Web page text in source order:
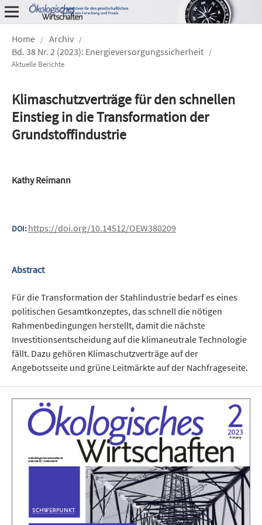
Home / Archiv /
Bd. 38 Nr. 2 (2023): Energieversorgungssicherheit /
Aktuelle Berichte
Klimaschutzverträge für den schnellen
Einstieg in die Transformation der
Grundstoffindustrie
Kathy Reimann
DOI: https://doi.org/10.14512/OEW380209
Abstract
Für die Transformation der Stahlindustrie bedarf es eines
politischen Gesamtkonzeptes, das schnell die nötigen
Rahmenbedingungen herstellt, damit die nächste
Investitionsentscheidung auf die klimaneutrale Technologie
fällt. Dazu gehören Klimaschutzverträge auf der
Angebotsseite und grüne Leitmärkte auf der Nachfrageseite.